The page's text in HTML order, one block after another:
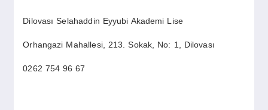
Dilovası Selahaddin Eyyubi Akademi Lise
Orhangazi Mahallesi, 213. Sokak, No: 1, Dilovası
0262 754 96 67